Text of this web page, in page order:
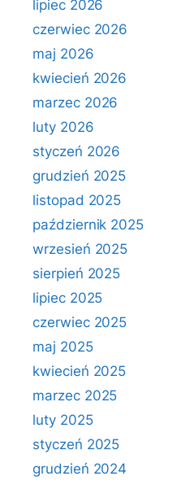
lipiec 2026
czerwiec 2026
maj 2026
kwiecień 2026
marzec 2026
luty 2026
styczeń 2026
grudzień 2025
listopad 2025
październik 2025
wrzesień 2025
sierpień 2025
lipiec 2025
czerwiec 2025
maj 2025
kwiecień 2025
marzec 2025
luty 2025
styczeń 2025
grudzień 2024